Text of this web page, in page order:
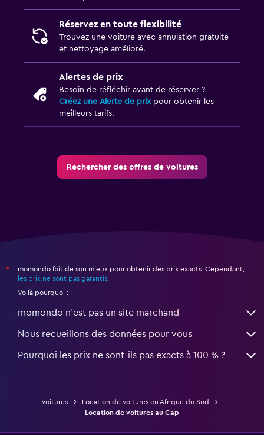
Réservez en toute flexibilité
Trouvez une voiture avec annulation gratuite
et nettoyage amélioré.
Alertes de prix
Besoin de réfléchir avant de réserver ?
Créez une Alerte de prixpour obtenir les
meilleurs tarifs.
Rechercher des offres de voitures
*
momondo fait de son mieux pour obtenir des prix exacts. Cependant,
les prix ne sont pas garantis
Voilà pourquoi :
momondo n'est pas un site marchand
Nous recueillons des données pour vous
Pourquoi les prix ne sont-ils pas exacts à 100 % ?
Voitures
Location de voitures en Afrique du Sud
Location de voitures au Cap